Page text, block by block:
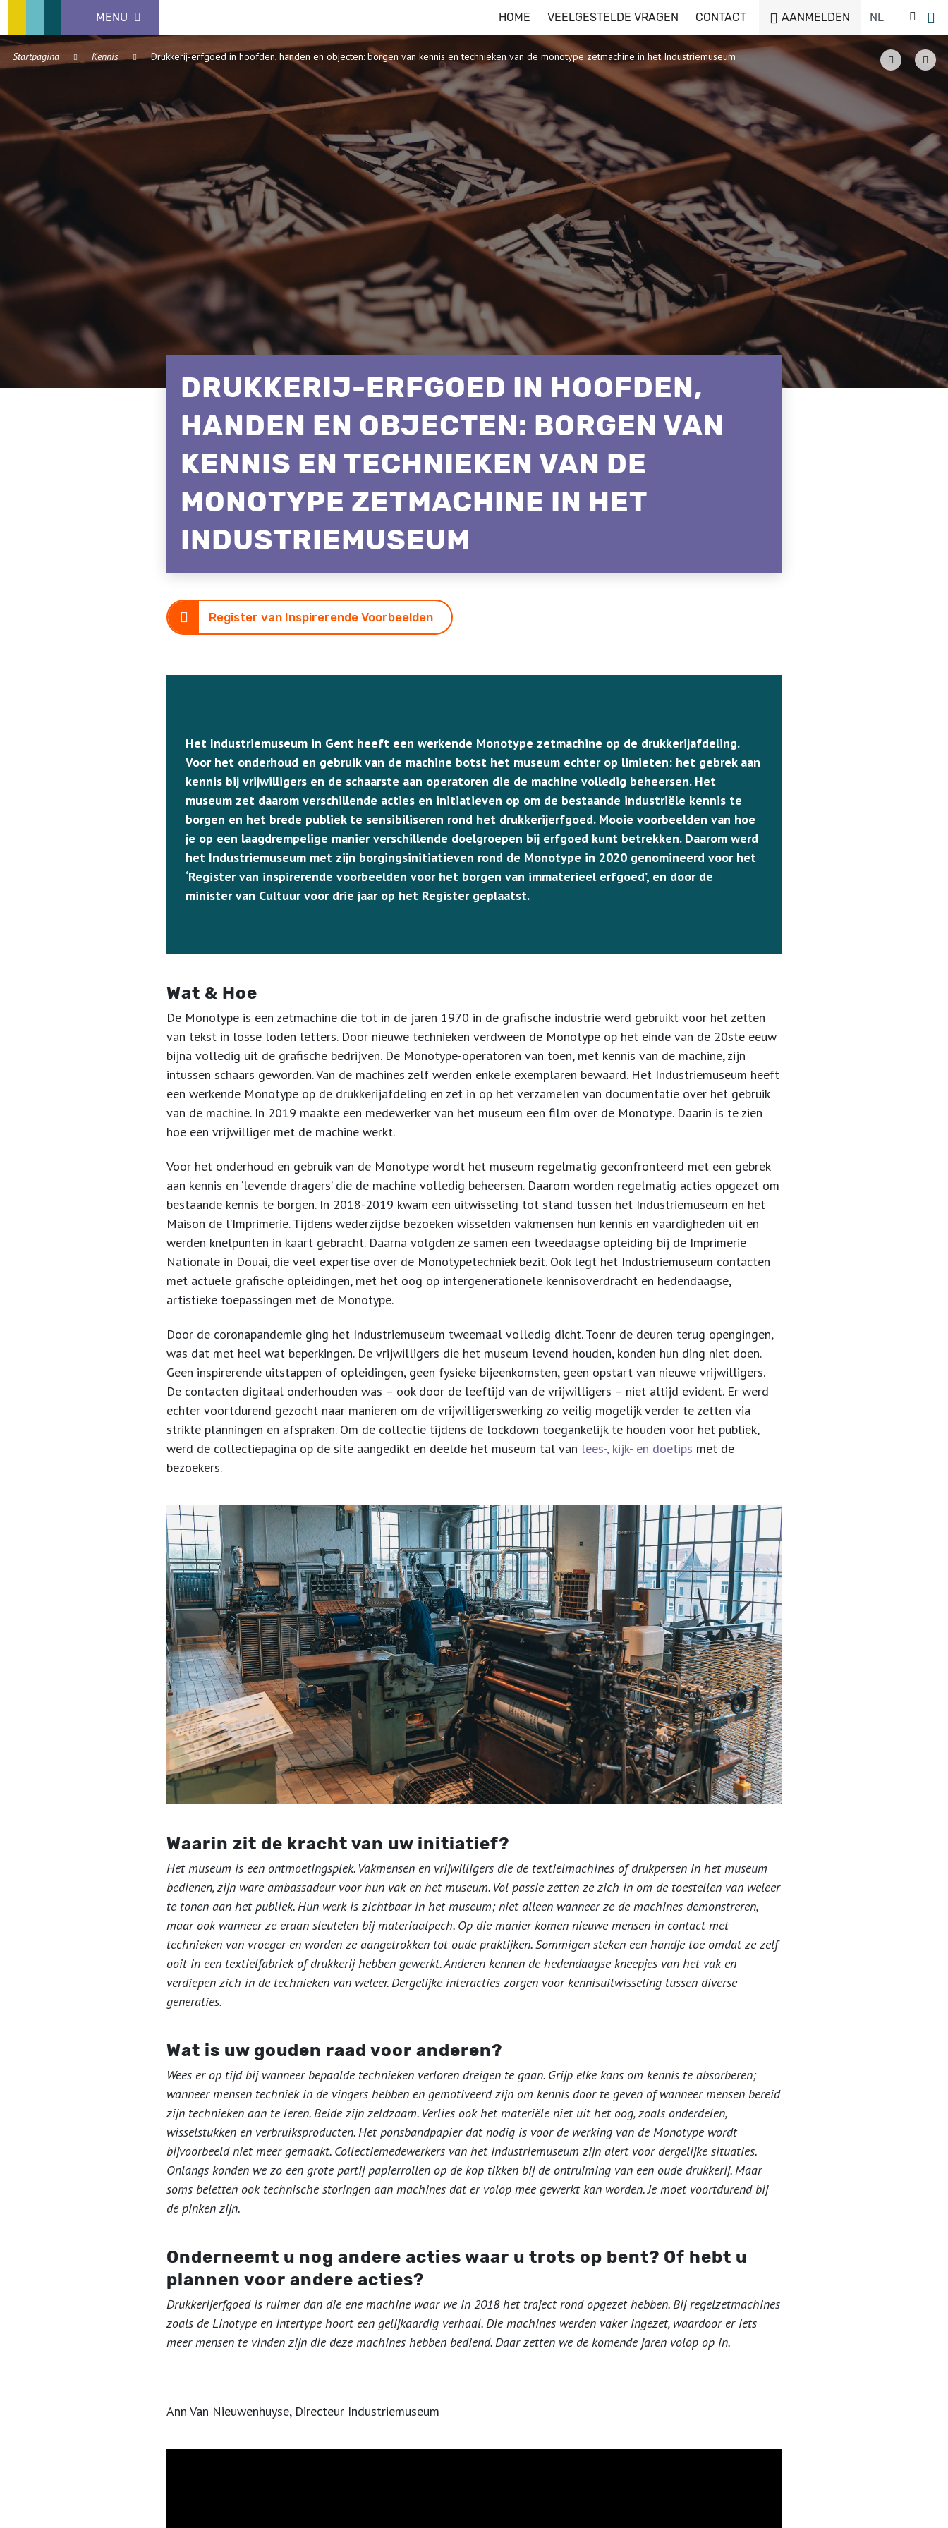
MENU HOME VEELGESTELDE VRAGEN CONTACT AANMELDEN
Startpagina Kennis Drukkerij-erfgoed in hoofden, handen en objecten: borgen van kennis en technieken van de monotype zetmachine in het Industriemuseum
DRUKKERIJ-ERFGOED IN HOOFDEN,
HANDEN EN OBJECTEN: BORGEN VAN
KENNIS EN TECHNIEKEN VAN DE
MONOTYPE ZETMACHINE IN HET
INDUSTRIEMUSEUM
Register van Inspirerende Voorbeelden
Het Industriemuseum in Gent heeft een werkende Monotype zetmachine op de drukkerijafdeling.
Voor het onderhoud en gebruik van de machine botst het museum echter op limieten: het gebrek aan
kennis bij vrijwilligers en de schaarste aan operatoren die de machine volledig beheersen. Het
museum zet daarom verschillende acties en initiatieven op om de bestaande industriële kennis te
borgen en het brede publiek te sensibiliseren rond het drukkerijerfgoed. Mooie voorbeelden van hoe
je op een laagdrempelige manier verschillende doelgroepen bij erfgoed kunt betrekken. Daarom werd
het Industriemuseum met zijn borgingsinitiatieven rond de Monotype in 2020 genomineerd voor het
‘Register van inspirerende voorbeelden voor het borgen van immaterieel erfgoed’, en door de
minister van Cultuur voor drie jaar op het Register geplaatst.
Wat & Hoe
De Monotype is een zetmachine die tot in de jaren 1970 in de grafische industrie werd gebruikt voor het zetten
van tekst in losse loden letters. Door nieuwe technieken verdween de Monotype op het einde van de 20ste eeuw
bijna volledig uit de grafische bedrijven. De Monotype-operatoren van toen, met kennis van de machine, zijn
intussen schaars geworden. Van de machines zelf werden enkele exemplaren bewaard. Het Industriemuseum heeft
een werkende Monotype op de drukkerijafdeling en zet in op het verzamelen van documentatie over het gebruik
van de machine. In 2019 maakte een medewerker van het museum een film over de Monotype. Daarin is te zien
hoe een vrijwilliger met de machine werkt.
Voor het onderhoud en gebruik van de Monotype wordt het museum regelmatig geconfronteerd met een gebrek
aan kennis en ‘levende dragers’ die de machine volledig beheersen. Daarom worden regelmatig acties opgezet om
bestaande kennis te borgen. In 2018-2019 kwam een uitwisseling tot stand tussen het Industriemuseum en het
Maison de l’Imprimerie. Tijdens wederzijdse bezoeken wisselden vakmensen hun kennis en vaardigheden uit en
werden knelpunten in kaart gebracht. Daarna volgden ze samen een tweedaagse opleiding bij de Imprimerie
Nationale in Douai, die veel expertise over de Monotypetechniek bezit. Ook legt het Industriemuseum contacten
met actuele grafische opleidingen, met het oog op intergenerationele kennisoverdracht en hedendaagse,
artistieke toepassingen met de Monotype.
Door de coronapandemie ging het Industriemuseum tweemaal volledig dicht. Toenr de deuren terug opengingen,
was dat met heel wat beperkingen. De vrijwilligers die het museum levend houden, konden hun ding niet doen.
Geen inspirerende uitstappen of opleidingen, geen fysieke bijeenkomsten, geen opstart van nieuwe vrijwilligers.
De contacten digitaal onderhouden was – ook door de leeftijd van de vrijwilligers – niet altijd evident. Er werd
echter voortdurend gezocht naar manieren om de vrijwilligerswerking zo veilig mogelijk verder te zetten via
strikte planningen en afspraken. Om de collectie tijdens de lockdown toegankelijk te houden voor het publiek,
werd de collectiepagina op de site aangedikt en deelde het museum tal van lees-, kijk- en doetips met de
bezoekers.
Waarin zit de kracht van uw initiatief?
Het museum is een ontmoetingsplek. Vakmensen en vrijwilligers die de textielmachines of drukpersen in het museum
bedienen, zijn ware ambassadeur voor hun vak en het museum. Vol passie zetten ze zich in om de toestellen van weleer
te tonen aan het publiek. Hun werk is zichtbaar in het museum; niet alleen wanneer ze de machines demonstreren,
maar ook wanneer ze eraan sleutelen bij materiaalpech. Op die manier komen nieuwe mensen in contact met
technieken van vroeger en worden ze aangetrokken tot oude praktijken. Sommigen steken een handje toe omdat ze zelf
ooit in een textielfabriek of drukkerij hebben gewerkt. Anderen kennen de hedendaagse kneepjes van het vak en
verdiepen zich in de technieken van weleer. Dergelijke interacties zorgen voor kennisuitwisseling tussen diverse
generaties.
Wat is uw gouden raad voor anderen?
Wees er op tijd bij wanneer bepaalde technieken verloren dreigen te gaan. Grijp elke kans om kennis te absorberen;
wanneer mensen techniek in de vingers hebben en gemotiveerd zijn om kennis door te geven of wanneer mensen bereid
zijn technieken aan te leren. Beide zijn zeldzaam. Verlies ook het materiële niet uit het oog, zoals onderdelen,
wisselstukken en verbruiksproducten. Het ponsbandpapier dat nodig is voor de werking van de Monotype wordt
bijvoorbeeld niet meer gemaakt. Collectiemedewerkers van het Industriemuseum zijn alert voor dergelijke situaties.
Onlangs konden we zo een grote partij papierrollen op de kop tikken bij de ontruiming van een oude drukkerij. Maar
soms beletten ook technische storingen aan machines dat er volop mee gewerkt kan worden. Je moet voortdurend bij
de pinken zijn.
Onderneemt u nog andere acties waar u trots op bent? Of hebt u
plannen voor andere acties?
Drukkerijerfgoed is ruimer dan die ene machine waar we in 2018 het traject rond opgezet hebben. Bij regelzetmachines
zoals de Linotype en Intertype hoort een gelijkaardig verhaal. Die machines werden vaker ingezet, waardoor er iets
meer mensen te vinden zijn die deze machines hebben bediend. Daar zetten we de komende jaren volop op in.
Ann Van Nieuwenhuyse, Directeur Industriemuseum